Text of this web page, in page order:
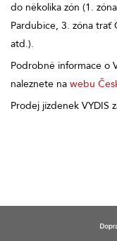
do několika zón (1.
Pardubice, 3. zóna trať
atd.).
Podrobné informace o
naleznete na webu
Prodej jízdenek VYDIS